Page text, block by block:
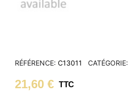
RÉFÉRENCE C13011 CATÉGORIE
21,60 € TTC